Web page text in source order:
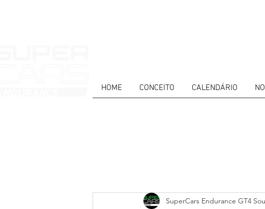
HOME CONCEITO CALENDÁRIO
SuperCars Endurance GT4